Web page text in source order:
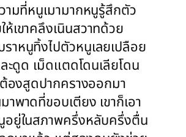
มที่หนูเมามากหนูรู้สึกตัว
เขาคลึงเนินสวาทด้วย
หนูทิ้งไปตัวหนูเลยเปลือย
ดูด เม็ดแตดโดนเลียโดน
องสูดปากครางออกมา
พาดที่ขอบเตียง เขาก็เอา
อยู่ในสภาพครึ่งหลับครึ่งตื่น